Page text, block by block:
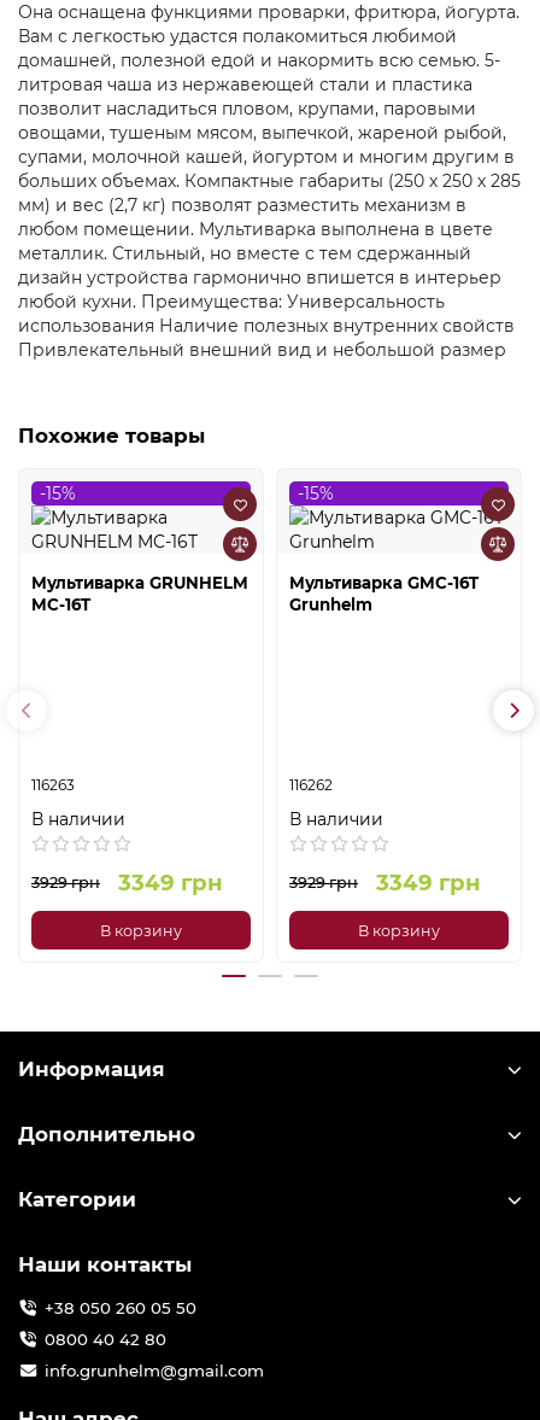
Она оснащена функциями проварки, фритюра, йогурта.
Вам с легкостью удастся полакомиться любимой
домашней, полезной едой и накормить всю семью. 5-
литровая чаша из нержавеющей стали и пластика
позволит насладиться пловом, крупами, паровыми
овощами, тушеным мясом, выпечкой, жареной рыбой,
супами, молочной кашей, йогуртом и многим другим в
больших объемах. Компактные габариты (250 х 250 х 285
мм) и вес (2,7 кг) позволят разместить механизм в
любом помещении. Мультиварка выполнена в цвете
металлик. Стильный, но вместе с тем сдержанный
дизайн устройства гармонично впишется в интерьер
любой кухни. Преимущества: Универсальность
использования Наличие полезных внутренних свойств
Привлекательный внешний вид и небольшой размер
Похожие товары
-15%
Мультиварка GRUNHELM
MC-16T
116263
В наличии
3929 грн 3349 грн
В корзину
-15%
Мультиварка GMC-16T
Grunhelm
116262
В наличии
3929 грн 3349 грн
В корзину
Информация
Дополнительно
Категории
Наши контакты
+38 050 260 05 50
0800 40 42 80
info.grunhelm@gmail.com